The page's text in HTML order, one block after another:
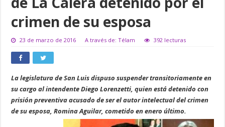
crimen de su esposa
23 de marzo de 2016 A través de: Télam 392 lecturas
La legislatura de San Luis dispuso suspender transitoriamente en
su cargo al intendente Diego Lorenzetti, quien está detenido con
prisión preventiva acusado de ser el autor intelectual del crimen
de su esposa, Romina Aguilar, cometido en enero último.